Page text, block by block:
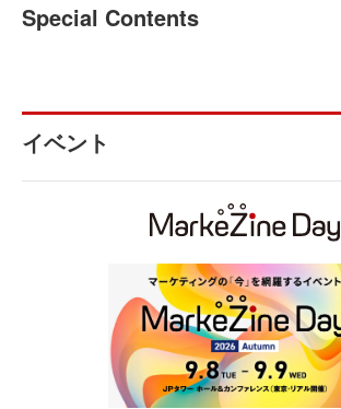
Special Contents
イベント